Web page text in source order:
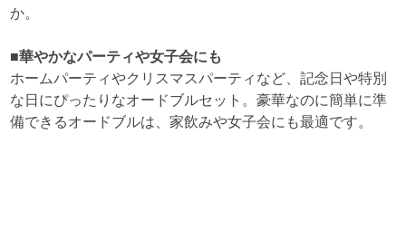
か。
■華やかなパーティや女子会にも
ホームパーティやクリスマスパーティなど、記念日や特別
な日にぴったりなオードブルセット。豪華なのに簡単に準
備できるオードブルは、家飲みや女子会にも最適です。